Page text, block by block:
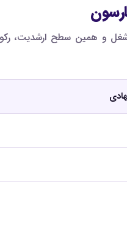
همین سطح ارشدیت،